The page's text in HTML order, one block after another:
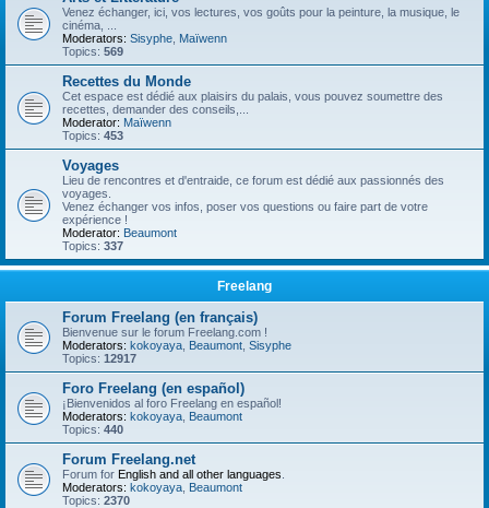
Venez échanger, ici, vos lectures, vos goûts pour la peinture, la musique, le
cinéma, ...
Moderators: Sisyphe Maïwenn
Topics: 569
Recettes du Monde
Cet espace est dédié aux plaisirs du palais, vous pouvez soumettre des
recettes, demander des conseils,...
Moderator: Maïwenn
Topics: 453
Voyages
Lieu de rencontres et d'entraide, ce forum est dédié aux passionnés des
voyages.
Venez échanger vos infos, poser vos questions ou faire part de votre
expérience !
Moderator: Beaumont
Topics: 337
Freelang
Forum Freelang (en français)
Bienvenue sur le forum Freelang.com !
Moderators: kokoyaya Beaumont Sisyphe
Topics: 12917
Foro Freelang (en español)
¡Bienvenidos al foro Freelang en español!
Moderators: kokoyaya Beaumont
Topics: 440
Forum Freelang.net
Forum for English and all other languages
Moderators: kokoyaya Beaumont
Topics: 2370